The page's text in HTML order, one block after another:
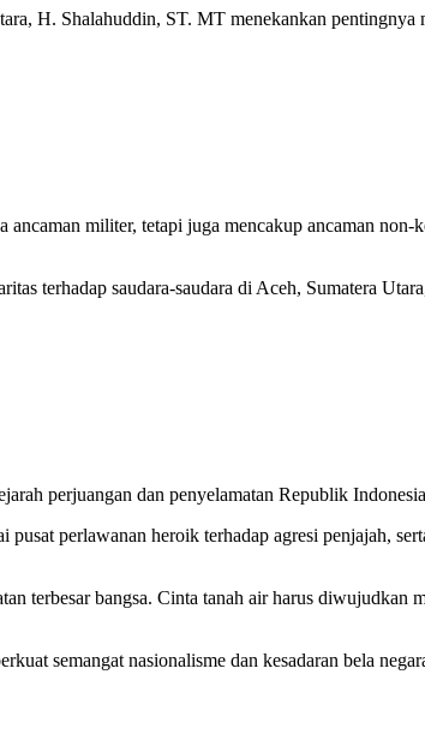
H. Shalahuddin, ST. MT menekankan pentingnya
militer, tetapi juga mencakup ancaman
terhadap saudara-saudara di Aceh, Sumatera
perjuangan dan penyelamatan Republik
perlawanan heroik terhadap agresi penjajah,
terbesar bangsa. Cinta tanah air harus diwujudkan
semangat nasionalisme dan kesadaran bela